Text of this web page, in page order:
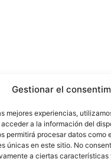
Gestionar el
mejores experiencias,
a la información del
permitirá procesar datos como
únicas en este sitio. No
a ciertas características